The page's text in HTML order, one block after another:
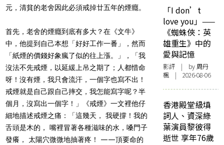
元，清貧的老舍因此必須戒掉廿五年的煙癮。
首先，老舍的煙癮到底有多大？在《文牛》
中，他提到自己本想「好好工作一番」，然而
「紙煙的價錢好象瘋了似的往上漲。」，「我
沒法不先戒煙，以延緩上吊之期了；人都惜命
呀！沒有煙，我只會流汗，一個字也寫不出！
戒煙就是自己跟自己摔交，我怎能寫字呢？半
個月，沒寫出一個字！」《戒煙》一文裡他仔
細地描述戒煙之痛：「這幾天， 我硬撐！我的
舌頭是木的， 嘴裡冒著各種滋味的水，嗓門子
發癢， 太陽穴微微地抽著疼！ ——頂要命的
「I don’t
love you」——
《蜘蛛俠：英
雄重生》中的
愛與記憶
影評 | by周丹
楓 | 2026-08-06
香港殿堂級填
詞人、資深綠
葉演員黎彼得
逝世 享年76歲